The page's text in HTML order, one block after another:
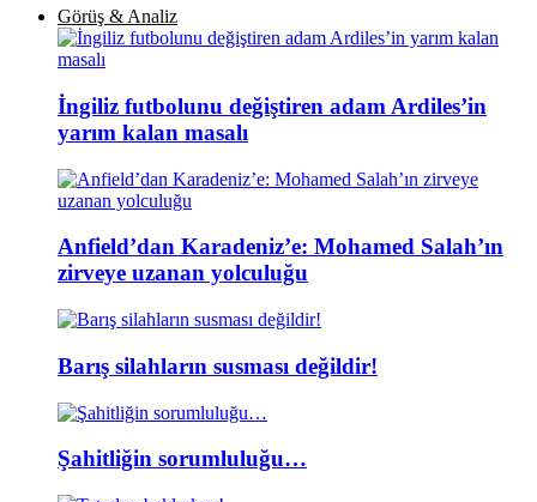
Görüş & Analiz
İngiliz futbolunu değiştiren adam Ardiles’in
yarım kalan masalı
Anfield’dan Karadeniz’e: Mohamed Salah’ın
zirveye uzanan yolculuğu
Barış silahların susması değildir!
Şahitliğin sorumluluğu…